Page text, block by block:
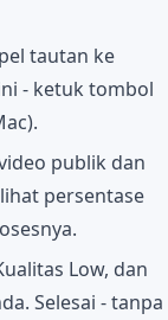
tautan ke
- ketuk tombol
publik dan
persentase
Low, dan
Selesai - tanpa